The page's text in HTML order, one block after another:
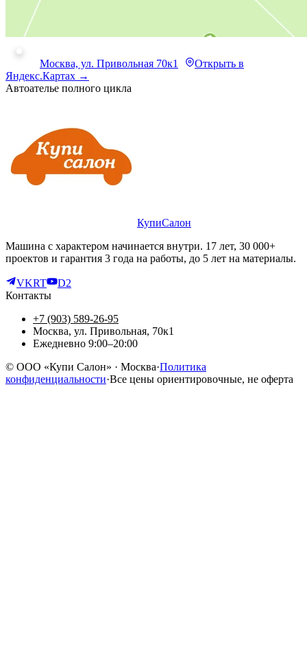
Москва, ул. Привольная 70к1
Открыть в
Яндекс.Картах →
Автоателье полного цикла
КупиСалон
Машина с характером начинается внутри. 17 лет, 30 000+
проектов и гарантия 3 года на работы, до 5 лет на материалы.
VKRT
D2
Контакты
+7 (903) 589-26-95
Москва, ул. Привольная, 70к1
Ежедневно 9:00–20:00
© ООО «Купи Салон» · Москва·Политика
конфиденциальности·Все цены ориентировочные, не оферта